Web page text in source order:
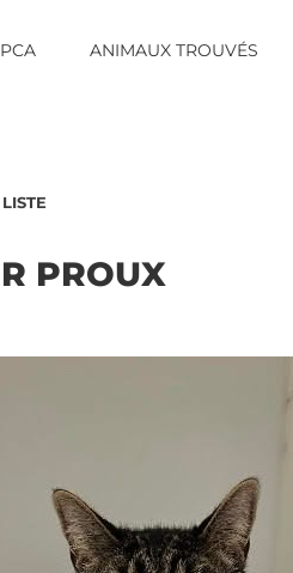
ANIMAUX TROUVÉS
PROUX